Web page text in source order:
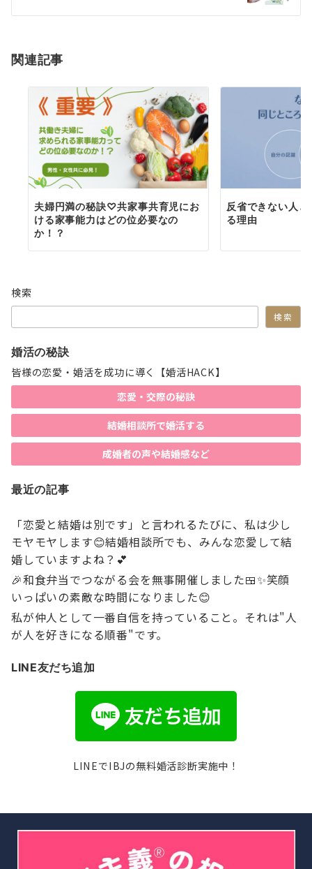
シ
ン
関連記事
夫婦円満の秘訣♡共家事共育児にお
ける家事能力はどの位必要なの
か！？
反省できない人
る理由
検索
検索
婚活の秘訣
皆様の恋愛・婚活を成功に導く【婚活HACK】
恋愛・交際の秘訣
結婚相談所で婚活する
成婚者の声や結婚感など
最近の記事
「恋愛と結婚は別です」と言われるたびに、私は少し
モヤモヤします😊結婚相談所でも、みんな恋愛して結
婚していますよね？💕
🎉和食弁当でつながる会を無事開催しました🍱✨笑顔
いっぱいの素敵な時間になりました😊
私が仲人として一番自信を持っていること。それは"人
が人を好きになる順番"です。
LINE友だち追加
LINEでIBJの無料婚活診断実施中！